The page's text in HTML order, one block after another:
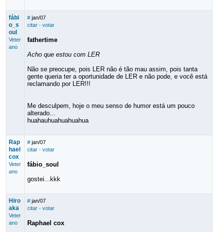
fábi
o_s
oul
Veter
ano
# jan/07
citar· votar
fathertime
Acho que estou com LER
Não se preocupe, pois LER não é tão mau assim, pois tanta
gente queria ter a oportunidade de LER e não pode, e você está
reclamando por LER!!!
Me desculpem, hoje o meu senso de humor está um pouco
alterado...
huahauhuahuahuahua
Rap
hael
cox
Veter
ano
# jan/07
citar· votar
fábio_soul
gostei...kkk
Hiro
aka
Veter
ano
# jan/07
citar· votar
Raphael cox